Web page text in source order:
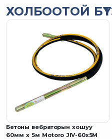
ХОЛБООТОЙ
Бетоны вебраторын хошуу
60мм x 5м Motoro JIV-60x5M